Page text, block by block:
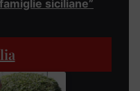
siciliane”